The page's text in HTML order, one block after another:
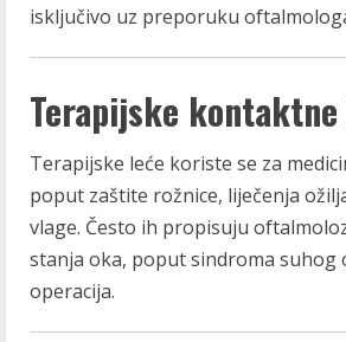
isključivo uz preporuku
Terapijske
Terapijske leće koriste se za
poput zaštite rožnice, liječenja
vlage. Često ih propisuju
stanja oka, poput sindroma suhog
operacija.